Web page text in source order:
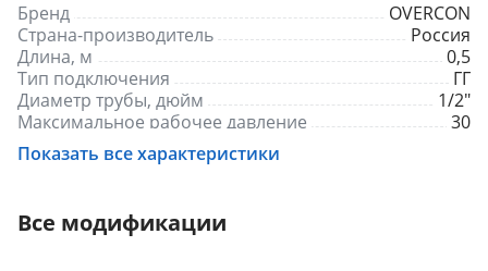
Бренд
OVERCON
Страна-производитель
Россия
Длина, м
0,5
Тип подключения
ГГ
Диаметр трубы, дюйм
1/2"
Максимальное рабочее давление
30
Назначение
Показать все характеристики
Все модификации